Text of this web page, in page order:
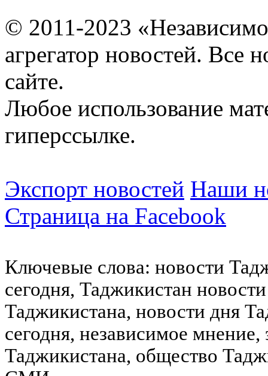
© 2011-2023
агрегатор новостей. Все
сайте.
Любое использование
гиперссылке.
Экспорт новостей Наши
Страница на Facebook
Ключевые слова: новости
сегодня, Таджикистан
Таджикистана, новости дня
сегодня, независимое
Таджикистана, общество